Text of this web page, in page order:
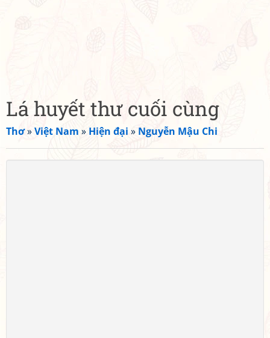
Lá huyết thư cuối cùng
Thơ»Việt Nam » Hiện đại » Nguyễn Mậu Chi